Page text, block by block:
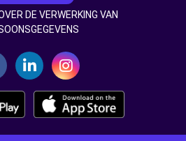
DE VERWERKING VAN